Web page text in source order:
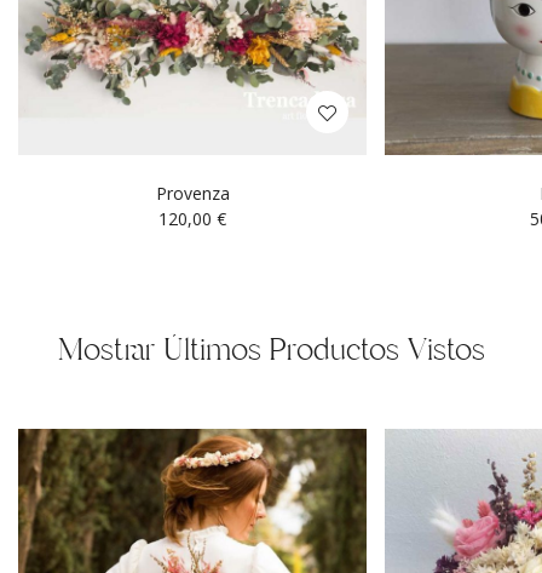
Provenza
120,00 €
Mostrar Últimos Productos Vistos